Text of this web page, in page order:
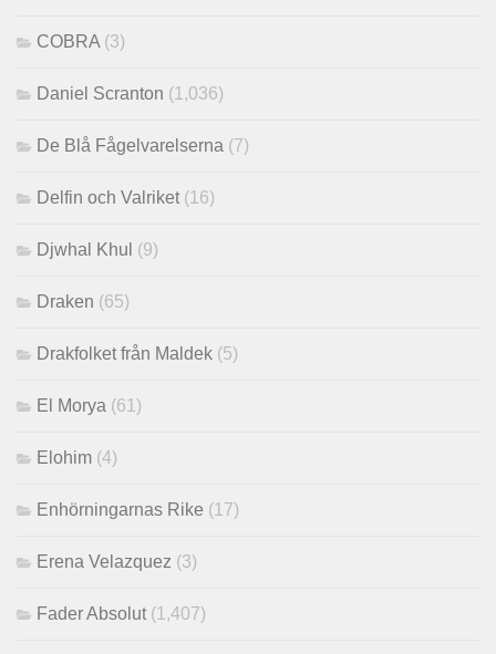
COBRA (3)
Daniel Scranton (1,036)
De Blå Fågelvarelserna (7)
Delfin och Valriket (16)
Djwhal Khul (9)
Draken (65)
Drakfolket från Maldek (5)
El Morya (61)
Elohim (4)
Enhörningarnas Rike (17)
Erena Velazquez (3)
Fader Absolut (1,407)